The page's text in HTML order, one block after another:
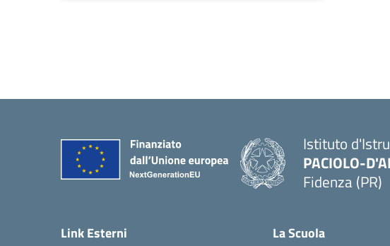
Istituto
PACIOLO-
Fidenza (PR)
Link Esterni La Scuola